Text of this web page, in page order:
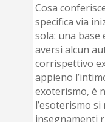
Cosa
specifica via
sola: una
aversi alcun
corrispettivo
appieno
exoterismo, è
l’esoterismo
insegnamenti